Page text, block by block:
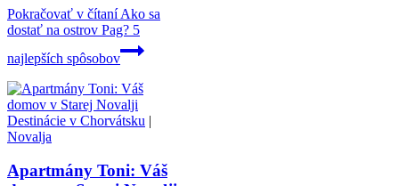
Pokračovať v čítaníAko sa
dostať na ostrov Pag? 5
najlepších spôsobov
Destinácie v Chorvátsku |
Novalja
Apartmány Toni: Váš